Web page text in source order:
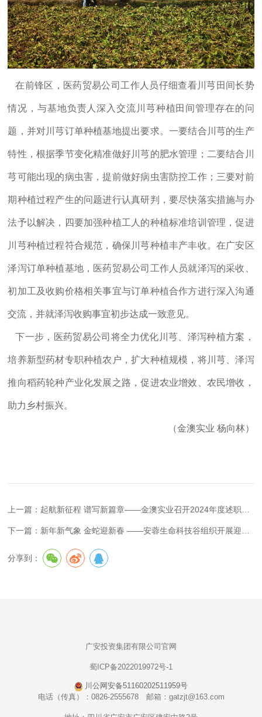
在前锋区，医药贸易公司工作人员仔细查看川芎田间长势
情况，与基地负责人深入交流川芎种植田间管理存在的问
题，并对川芎订单种植基地提出要求。一要结合川芎的生产
特性，根据季节变化精准做好川芎的肥水管理；二要结合川
芎可能出现的病虫害，提前做好病虫害防控工作；三要对前
期种植过程产生的问题进行认真研判，要尽快落实措施与办
法予以解决，四要加强种植工人的种植标准培训管理，促进
川芎种植过程符合规范，确保川芎种植丰产丰收。在广安区
泽泻订单种植基地，医药贸易公司工作人员就泽泻的采收、
初加工及收购价格相关事宜与订单种植合作方进行深入沟通
交流，并就泽泻收购事宜初步达成一致意见。
下一步，医药贸易公司将全力优化川芎、泽泻种植方案，
培养新型药材专职种植农户，扩大种植规模，将川芎、泽泻
推向稻药轮种产业化发展之路，促进农业增效、农民增收，
助力乡村振兴。
（金澳实业 杨向林）
下一篇：新年新气象 金蛇迎新春 ——安蓉生命科技谷组织开展迎新春送福袋活动
分享到：
广安投资集团有限公司官网
蜀ICP备2022019972号-1
川公网安备51160202511959号
电话（传真）：0826-2555678 邮箱：gatzjt@163.com